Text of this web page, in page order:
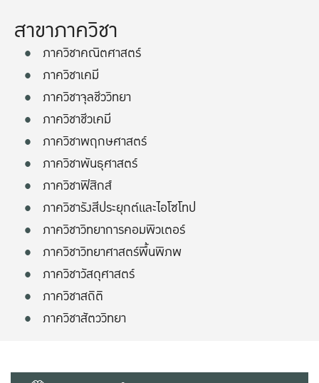
สาขาภาควิชา
ภาควิชาคณิตศาสตร์
ภาควิชาเคมี
ภาควิชาจุลชีววิทยา
ภาควิชาชีวเคมี
ภาควิชาพฤกษศาสตร์
ภาควิชาพันธุศาสตร์
ภาควิชาฟิสิกส์
ภาควิชารังสีประยุกต์และไอโซโทป
ภาควิชาวิทยาการคอมพิวเตอร์
ภาควิชาวิทยาศาสตร์พื้นพิภพ
ภาควิชาวัสดุศาสตร์
ภาควิชาสถิติ
ภาควิชาสัตววิทยา